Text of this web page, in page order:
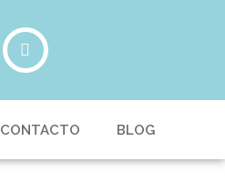
CONTACTO BLOG